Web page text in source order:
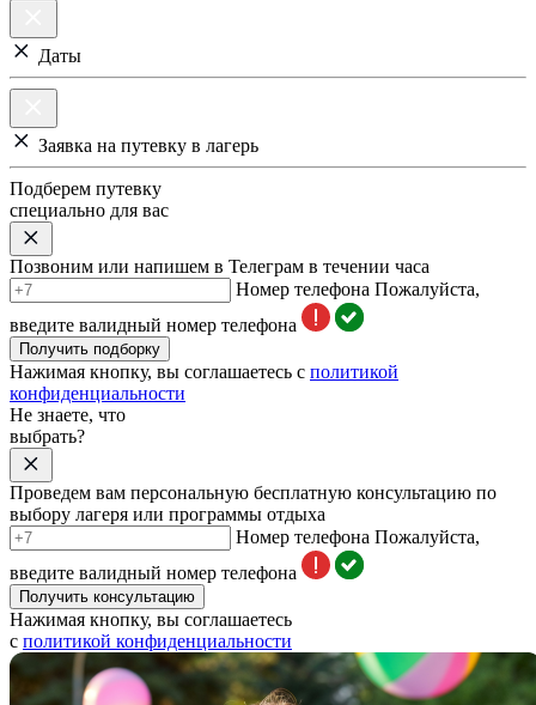
Даты
Заявка на путевку в лагерь
Подберем путевку
специально для вас
Позвоним или напишем в Телеграм в течении часа
Номер телефона Пожалуйста,
введите валидный номер телефона
Получить подборку
Нажимая кнопку, вы соглашаетесь с политикой
конфиденциальности
Не знаете, что
выбрать?
Проведем вам персональную бесплатную консультацию по
выбору лагеря или программы отдыха
Номер телефона Пожалуйста,
введите валидный номер телефона
Получить консультацию
Нажимая кнопку, вы соглашаетесь
с политикой конфиденциальности